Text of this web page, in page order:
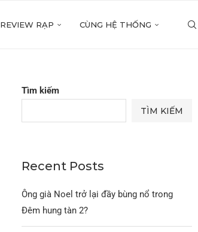
REVIEW RẠP CÙNG HỆ THỐNG
Tìm kiếm
TÌM KIẾM
Recent Posts
Ông già Noel trở lại đầy bùng nổ trong
Đêm hung tàn 2?